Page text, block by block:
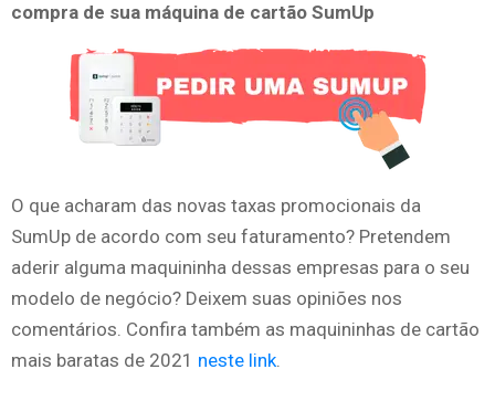
compra de sua máquina de cartão SumUp
O que acharam das novas taxas promocionais da
SumUp de acordo com seu faturamento? Pretendem
aderir alguma maquininha dessas empresas para o seu
modelo de negócio? Deixem suas opiniões nos
comentários. Confira também as maquininhas de cartão
mais baratas de 2021 neste link.